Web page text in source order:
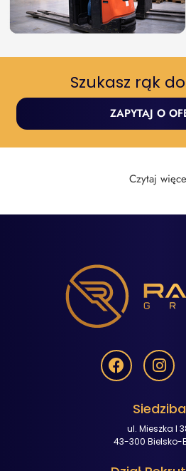
Szukasz rąk
ZAPYTAJ O
Czytaj
Siedziba
ul. Mieszka I
43-300 Bielsko-